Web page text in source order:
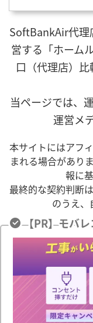
SoftBankAir代理
営する「ホーム
口（代理店）
当ページでは、
運営メ
本サイトにはアフ
まれる場合があり
報に
最終的な契約判断
のうえ、
【PR】モバ